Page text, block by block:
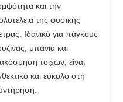
και την
της φυσικής
Ιδανικό για πάγκους
μπάνια και
τοίχων, είναι
και εύκολο στη